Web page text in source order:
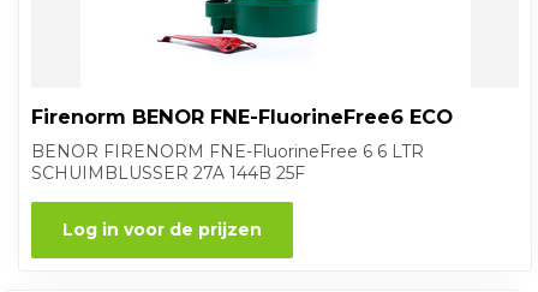
Firenorm BENOR FNE-FluorineFree6 ECO
BENOR FIRENORM FNE-FluorineFree 6 6 LTR
SCHUIMBLUSSER 27A 144B 25F
Log in voor de prijzen